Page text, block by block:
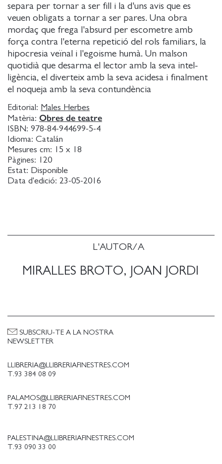
L'AUTOR/A
MIRALLES BROTO, JOAN JORDI
separa per tornar a ser fill i la d'uns avis que es
veuen obligats a tornar a ser pares. Una obra
mordaç que frega l'absurd per escometre amb
força contra l'eterna repetició del rols familiars, la
hipocresia veïnal i l'egoisme humà. Un malson
quotidià que desarma el lector amb la seva intel-
ligència, el diverteix amb la seva acidesa i finalment
el noqueja amb la seva contundència
Editorial: Males Herbes
Matèria: Obres de teatre
ISBN: 978-84-944699-5-4
Idioma: Catalán
Mesures cm:
15 x 18
Pàgines:
120
Estat: Disponible
Data d'edició: 23-05-2016
LLIBRERIA@LLIBRERIAFINESTRES.COM
T.93 384 08 09
PALAMOS@LLIBRERIAFINESTRES.COM
T.97 213 18 70
PALESTINA@LLIBRERIAFINESTRES.COM
T.93 090 33 00
SUBSCRIU-TE A LA NOSTRA
NEWSLETTER